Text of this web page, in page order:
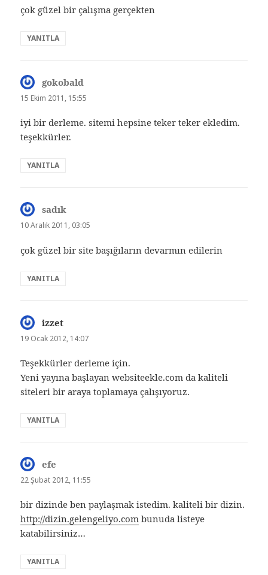
çok güzel bir çalışma gerçekten
YANITLA
gokobald
ki:
15 Ekim 2011, 15:55
iyi bir derleme. sitemi hepsine teker teker ekledim.
teşekkürler.
YANITLA
sadık
ki:
10 Aralık 2011, 03:05
çok güzel bir site başığıların devarmın edilerin
YANITLA
izzet
ki:
19 Ocak 2012, 14:07
Teşekkürler derleme için.
Yeni yayına başlayan websiteekle.com da kaliteli
siteleri bir araya toplamaya çalışıyoruz.
YANITLA
efe
ki:
22 Şubat 2012, 11:55
bir dizinde ben paylaşmak istedim. kaliteli bir dizin.
http://dizin.gelengeliyo.com bunuda listeye
katabilirsiniz…
YANITLA